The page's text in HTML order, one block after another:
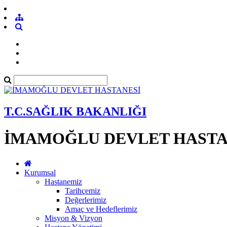
T.C.SAĞLIK BAKANLIĞI
İMAMOĞLU DEVLET
Kurumsal
Hastanemiz
Tarihçemiz
Değerlerimiz
Amaç ve Hedeflerimiz
Misyon & Vizyon